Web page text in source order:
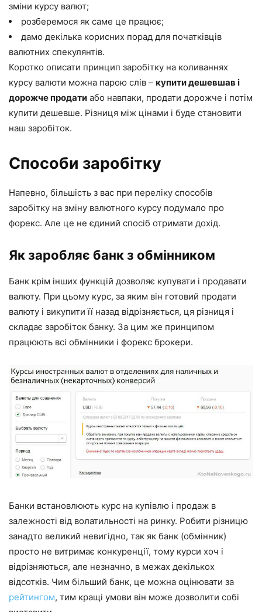
зміни курсу валют;
розберемося як саме це працює;
дамо декілька корисних порад для початківців
валютних спекулянтів.
Коротко описати принцип заробітку на коливаннях
курсу валюти можна парою слів – купити дешевшав і
дорожче продати або навпаки, продати дорожче і потім
купити дешевше. Різниця між цінами і буде становити
наш заробіток.
Способи заробітку
Напевно, більшість з вас при переліку способів
заробітку на зміну валютного курсу подумало про
форекс. Але це не єдиний спосіб отримати дохід.
Як заробляє банк з обмінником
Банк крім інших функцій дозволяє купувати і продавати
валюту. При цьому курс, за яким він готовий продати
валюту і викупити її назад відрізняється, ця різниця і
складає заробіток банку. За цим же принципом
працюють всі обмінники і форекс брокери.
Банки встановлюють курс на купівлю і продаж в
залежності від волатильності на ринку. Робити різницю
занадто великий невигідно, так як банк (обмінник)
просто не витримає конкуренції, тому курси хоч і
відрізняються, але незначно, в межах декількох
відсотків. Чим більший банк, це можна оцінювати за
рейтингом, тим кращі умови він може дозволити собі